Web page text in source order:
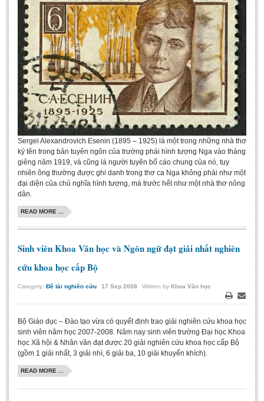
Sergei Alexandrovich Esenin (1895 – 1925) là một trong những nhà thơ
ký tên trong bản tuyên ngôn của trường phái hình tượng Nga vào tháng
giêng năm 1919, và cũng là người tuyên bố cáo chung của nó, tuy
nhiên ông thường được ghi danh trong thơ ca Nga không phải như một
đại diện của chủ nghĩa hình tượng, mà trước hết như một nhà thơ nông
dân.
READ MORE ...
Sinh viên Khoa Văn học và Ngôn ngữ đạt giải nhất nghiên
cứu khoa học cấp Bộ
Category: Đề tài nghiên cứu 17 Sep 2008 Written by Khoa Văn học
PrintEmail
Bộ Giáo dục – Đào tạo vừa có quyết định trao giải nghiên cứu khoa học
sinh viên năm học 2007-2008. Năm nay sinh viên trường Đại học Khoa
học Xã hội & Nhân văn đạt được 20 giải nghiên cứu khoa học cấp Bộ
(gồm 1 giải nhất, 3 giải nhì, 6 giải ba, 10 giải khuyến khích).
READ MORE ...